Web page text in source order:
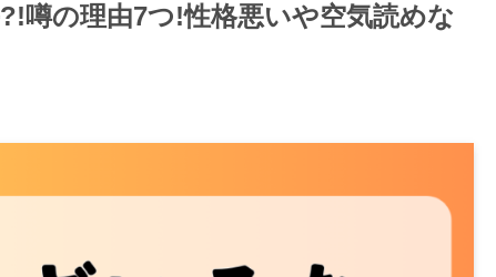
噂の理由7つ!性格悪いや空気読めな